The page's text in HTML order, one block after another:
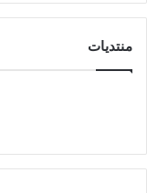
منتديات